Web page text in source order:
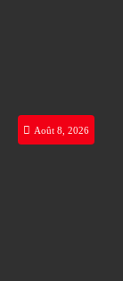
Août 8, 2026